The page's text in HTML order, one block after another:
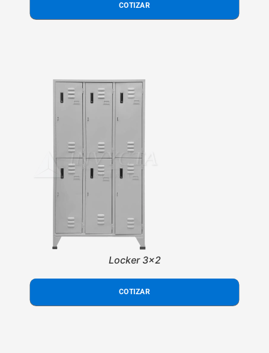
COTIZAR
Locker 3x2
COTIZAR